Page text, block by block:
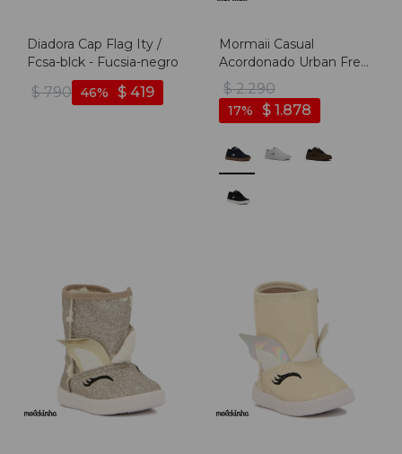
Diadora Cap Flag Ity /
Fcsa-blck - Fucsia-negro
$ 790 $ 419
46
Mormaii Casual
Acordonado Urban Free
- Marino
$ 2.290
$ 1.878
17